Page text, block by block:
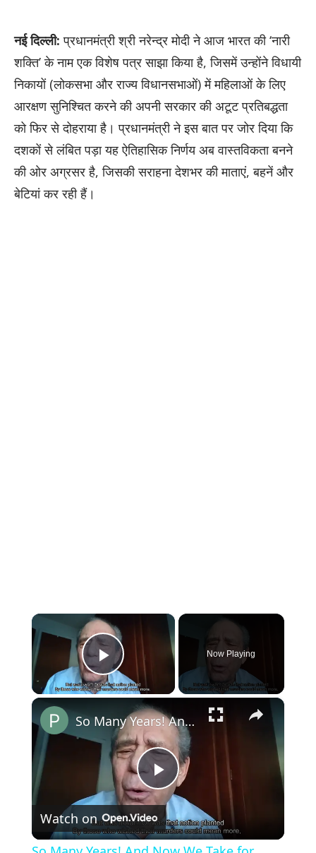
नई दिल्ली: प्रधानमंत्री श्री नरेन्द्र मोदी ने आज भारत की ‘नारी
शक्ति’ के नाम एक विशेष पत्र साझा किया है, जिसमें उन्होंने विधायी
निकायों (लोकसभा और राज्य विधानसभाओं) में महिलाओं के लिए
आरक्षण सुनिश्चित करने की अपनी सरकार की अटूट प्रतिबद्धता
को फिर से दोहराया है। प्रधानमंत्री ने इस बात पर जोर दिया कि
दशकों से लंबित पड़ा यह ऐतिहासिक निर्णय अब वास्तविकता बनने
की ओर अग्रसर है, जिसकी सराहना देशभर की माताएं, बहनें और
बेटियां कर रही हैं।
×
Play Video
Now Playing
×
Play
Video
So Many Years! And Now We Take for Granted
Watch on